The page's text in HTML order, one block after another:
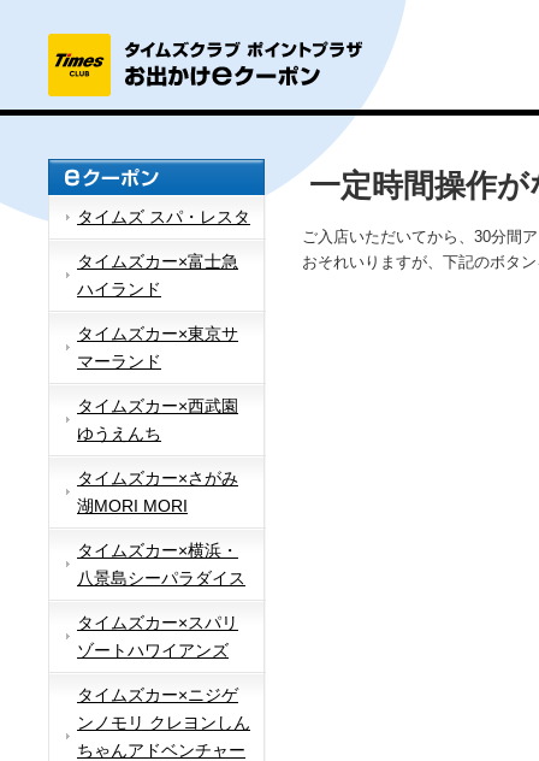
タイムズ スパ・レスタ
タイムズカー×富士急
ハイランド
タイムズカー×東京サ
マーランド
タイムズカー×西武園
ゆうえんち
タイムズカー×さがみ
湖MORI MORI
タイムズカー×横浜・
八景島シーパラダイス
タイムズカー×スパリ
ゾートハワイアンズ
タイムズカー×ニジゲ
ンノモリ クレヨンしん
ちゃんアドベンチャー
一定時間操作
ご入店いただいてから、30分間
おそれいりますが、下記のボタ